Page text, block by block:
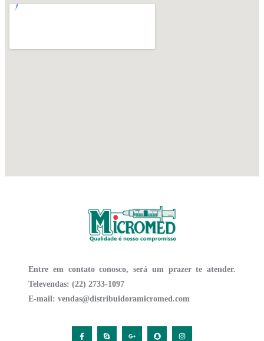
Em até 3x deR$10.00sem juros
Entre em contato conosco, será um prazer te atender.
Televendas: (22) 2733-1097
E-mail: vendas@distribuidoramicromed.com